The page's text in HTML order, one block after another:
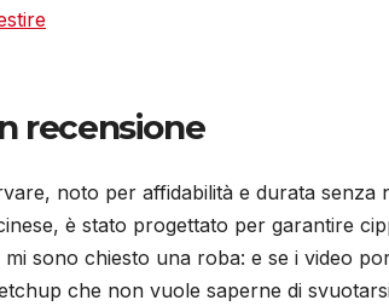
recensione
noto per affidabilità e durata senza
è stato progettato per garantire
sono chiesto una roba: e se i video
che non vuole saperne di